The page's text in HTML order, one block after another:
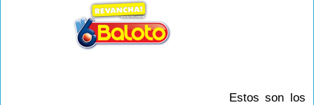
Estos son los